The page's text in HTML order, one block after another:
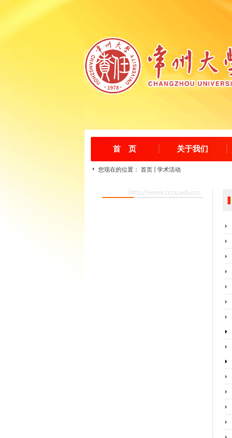
首 页 关于我们
您现在的位置： 首页 学术活动